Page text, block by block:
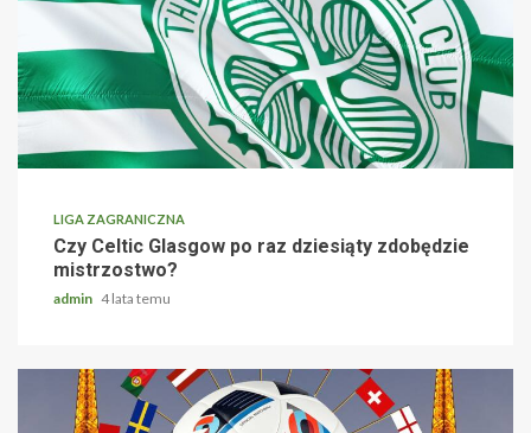
LIGA ZAGRANICZNA
Czy Celtic Glasgow po raz dziesiąty zdobędzie
mistrzostwo?
admin 4 lata temu